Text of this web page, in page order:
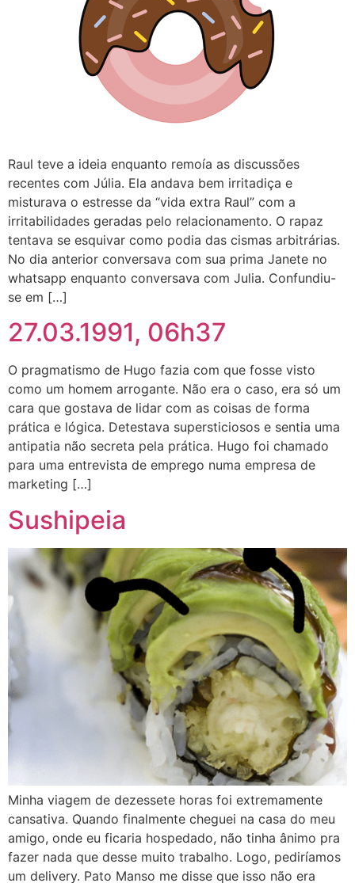
Raul teve a ideia enquanto remoía as discussões
recentes com Júlia. Ela andava bem irritadiça e
misturava o estresse da “vida extra Raul” com a
irritabilidades geradas pelo relacionamento. O rapaz
tentava se esquivar como podia das cismas arbitrárias.
No dia anterior conversava com sua prima Janete no
whatsapp enquanto conversava com Julia. Confundiu-
se em […]
27.03.1991, 06h37
O pragmatismo de Hugo fazia com que fosse visto
como um homem arrogante. Não era o caso, era só um
cara que gostava de lidar com as coisas de forma
prática e lógica. Detestava supersticiosos e sentia uma
antipatia não secreta pela prática. Hugo foi chamado
para uma entrevista de emprego numa empresa de
marketing […]
Sushipeia
Minha viagem de dezessete horas foi extremamente
cansativa. Quando finalmente cheguei na casa do meu
amigo, onde eu ficaria hospedado, não tinha ânimo pra
fazer nada que desse muito trabalho. Logo, pediríamos
um delivery. Pato Manso me disse que isso não era